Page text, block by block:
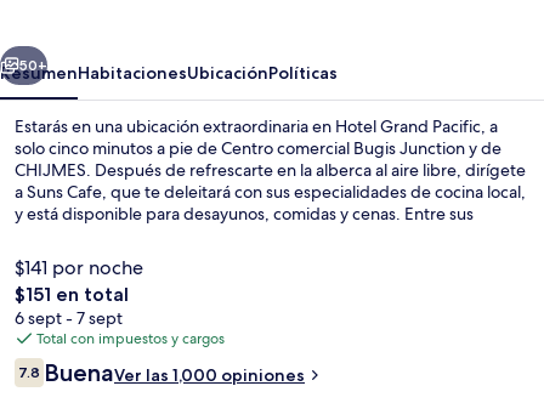
Siguiente
50+
ResumenHabitacionesUbicaciónPolíticas
Estarás en una ubicación extraordinaria en Hotel Grand Pacific, a
solo cinco minutos a pie de Centro comercial Bugis Junction y de
CHIJMES. Después de refrescarte en la alberca al aire libre, dirígete
a Suns Cafe, que te deleitará con sus especialidades de cocina local,
y está disponible para desayunos, comidas y cenas. Entre sus
su terraza. El personal amable y la ubicación reciben muy buenas
calificaciones de otros visitantes. Hay opciones de transporte
público a una corta distancia a pie: Estación de metro de Bras Basah
está a 4 minutos y Estación de metro de Bugis está a 7 minutos.
$141 por noche
El
precio
total
es
de
$151 en total
6 sept - 7 sept
Total con impuestos y cargos
Opiniones
7.87.8 de 10,
BuenaVer las 1,000 opiniones